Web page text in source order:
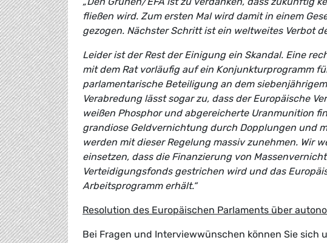
fließen wird. Zum ersten Mal wird damit in einem
gezogen. Nächster Schritt ist ein weltweites Verbot
Leider ist der Rest der Einigung ein Skandal. Eine
mit dem Rat vorläufig auf ein Konjunkturprogramm
parlamentarische Beteiligung an dem
Verabredung lässt sogar zu, dass der Europäische
weißen Phosphor und abgereicherte Uranmunition
grandiose Geldvernichtung durch Dopplungen und
werden mit dieser Regelung massiv zunehmen. Wir
einsetzen, dass die Finanzierung von
Verteidigungsfonds gestrichen wird und das
Arbeitsprogramm erhält.“
Resolution des Europäischen Parlaments über
Bei Fragen und Interviewwünschen können Sie sich